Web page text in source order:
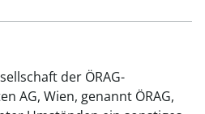
der ÖRAG-
AG, Wien, genannt ÖRAG,